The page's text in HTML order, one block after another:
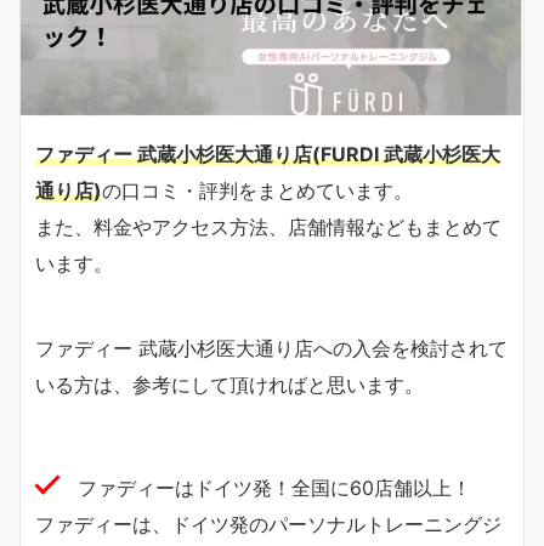
ファディー 武蔵小杉医大通り店(FURDI 武蔵小杉医大
通り店)の口コミ・評判をまとめています。
また、料金やアクセス方法、店舗情報などもまとめて
います。
ファディー 武蔵小杉医大通り店への入会を検討されて
いる方は、参考にして頂ければと思います。
ファディーはドイツ発！全国に60店舗以上！
ファディーは、ドイツ発のパーソナルトレーニングジ